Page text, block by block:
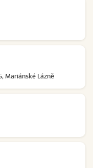
Mariánské Lázně